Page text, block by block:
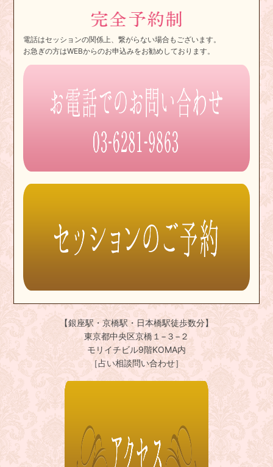
電話はセッションの関係上、繋がらない場合もございます。
お急ぎの方はWEBからのお申込みをお勧めしております。
【銀座駅・京橋駅・日本橋駅徒歩数分】
東京都中央区京橋１−３−２
モリイチビル9階KOMA内
［占い相談問い合わせ］